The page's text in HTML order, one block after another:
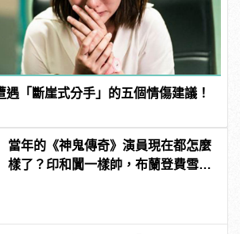
遇「斷崖式分手」的五個情傷建議！
當年的《神鬼傳奇》演員現在都怎麼
樣了？印和闐一樣帥，布蘭登費雪大